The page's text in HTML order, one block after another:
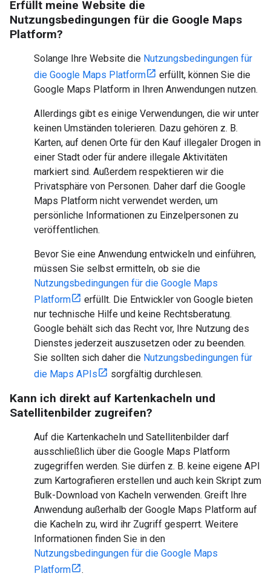
Erfüllt meine Website die
Nutzungsbedingungen für die Google Maps
Platform?
Solange Ihre Website die Nutzungsbedingungen für
die Google Maps Platform
erfüllt, können Sie die
Google Maps Platform in Ihren Anwendungen nutzen.
Allerdings gibt es einige Verwendungen, die wir unter
keinen Umständen tolerieren. Dazu gehören z. B.
Karten, auf denen Orte für den Kauf illegaler Drogen in
einer Stadt oder für andere illegale Aktivitäten
markiert sind. Außerdem respektieren wir die
Privatsphäre von Personen. Daher darf die Google
Maps Platform nicht verwendet werden, um
persönliche Informationen zu Einzelpersonen zu
veröffentlichen.
Bevor Sie eine Anwendung entwickeln und einführen,
müssen Sie selbst ermitteln, ob sie die
Nutzungsbedingungen für die Google Maps
Platform
erfüllt. Die Entwickler von Google bieten
nur technische Hilfe und keine Rechtsberatung.
Google behält sich das Recht vor, Ihre Nutzung des
Dienstes jederzeit auszusetzen oder zu beenden.
Sie sollten sich daher die Nutzungsbedingungen für
die Maps APIs
sorgfältig durchlesen.
Kann ich direkt auf Kartenkacheln und
Satellitenbilder zugreifen?
Auf die Kartenkacheln und Satellitenbilder darf
ausschließlich über die Google Maps Platform
zugegriffen werden. Sie dürfen z. B. keine eigene API
zum Kartografieren erstellen und auch kein Skript zum
Bulk-Download von Kacheln verwenden. Greift Ihre
Anwendung außerhalb der Google Maps Platform auf
die Kacheln zu, wird ihr Zugriff gesperrt. Weitere
Informationen finden Sie in den
Nutzungsbedingungen für die Google Maps
Platform
.